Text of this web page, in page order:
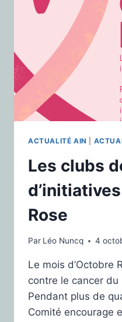
ACTUALITÉ AIN
Les clubs
Rose
Par Léo Nuncq 4
Le mois d’Octobre
contre le cancer du
Pendant plus de
Comité encourage